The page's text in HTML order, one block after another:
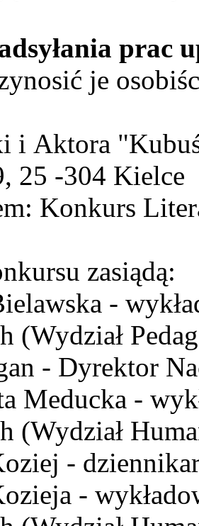
prac
je
i Aktora
25 -304 Kielce
Konkurs
zasiądą:
-
(Wydział
- Dyrektor
Meducka -
(Wydział
-
-